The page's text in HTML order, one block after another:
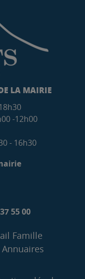
LA MAIRIE
-12h00
- 16h30
55 00
Famille
Annuaires